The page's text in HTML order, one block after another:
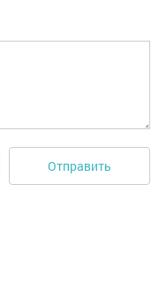
Отправить